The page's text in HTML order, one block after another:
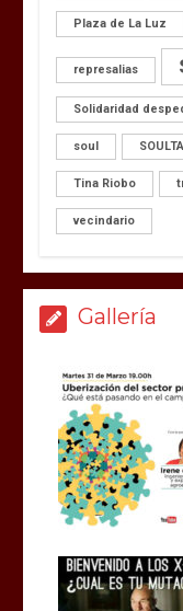
Plaza de La Luz
represalias
Solidaridad
soul
Tina Riobo
vecindario
Gallería